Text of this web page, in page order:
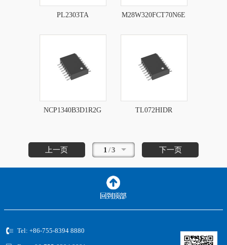
PL2303TA M28W320FCT70N6E
NCP1340B3D1R2G TL072HIDR
上一页 1/3 下一页
Tel: +86-755-8394 8880